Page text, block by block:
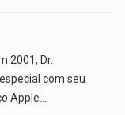
2001, Dr.
com seu
Apple…